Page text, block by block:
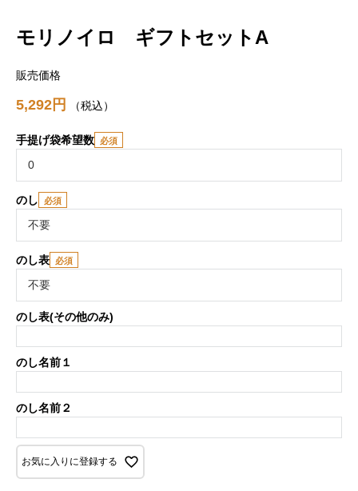
モリノイロ ギフトセットA
販売価格
5,292 税込
手提げ袋希望数
のし
のし表
のし表(その他のみ)
のし名前１
のし名前２
お気に入りに登録する